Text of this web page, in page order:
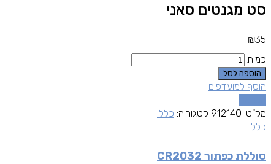
סט מגנטים סאני
₪35
כמות
הוספה לסל
הוסף למועדפים
מק"ט: 912140 קטגוריה: כללי
כללי
סוללת כפתור CR2032